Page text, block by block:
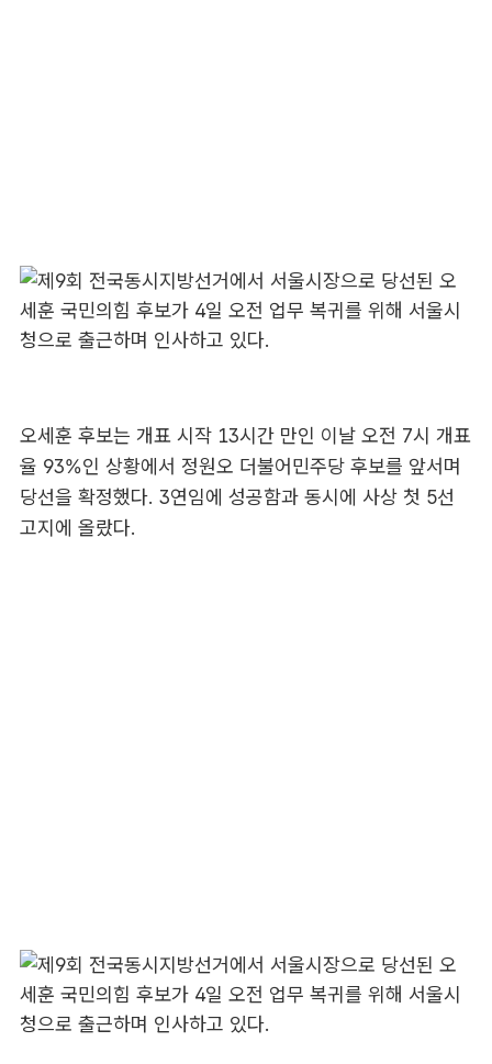
오세훈 후보는 개표 시작 13시간 만인 이날 오전 7시 개표
율 93%인 상황에서 정원오 더불어민주당 후보를 앞서며
당선을 확정했다. 3연임에 성공함과 동시에 사상 첫 5선
고지에 올랐다.